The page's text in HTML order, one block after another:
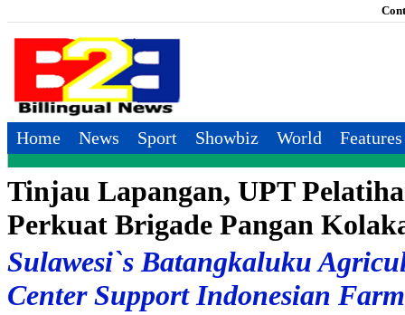
Home News Sport Showbiz World Features
Tinjau Lapangan, UPT
Perkuat Brigade Pangan
Sulawesi`s Batangkaluku
Center Support Indonesian